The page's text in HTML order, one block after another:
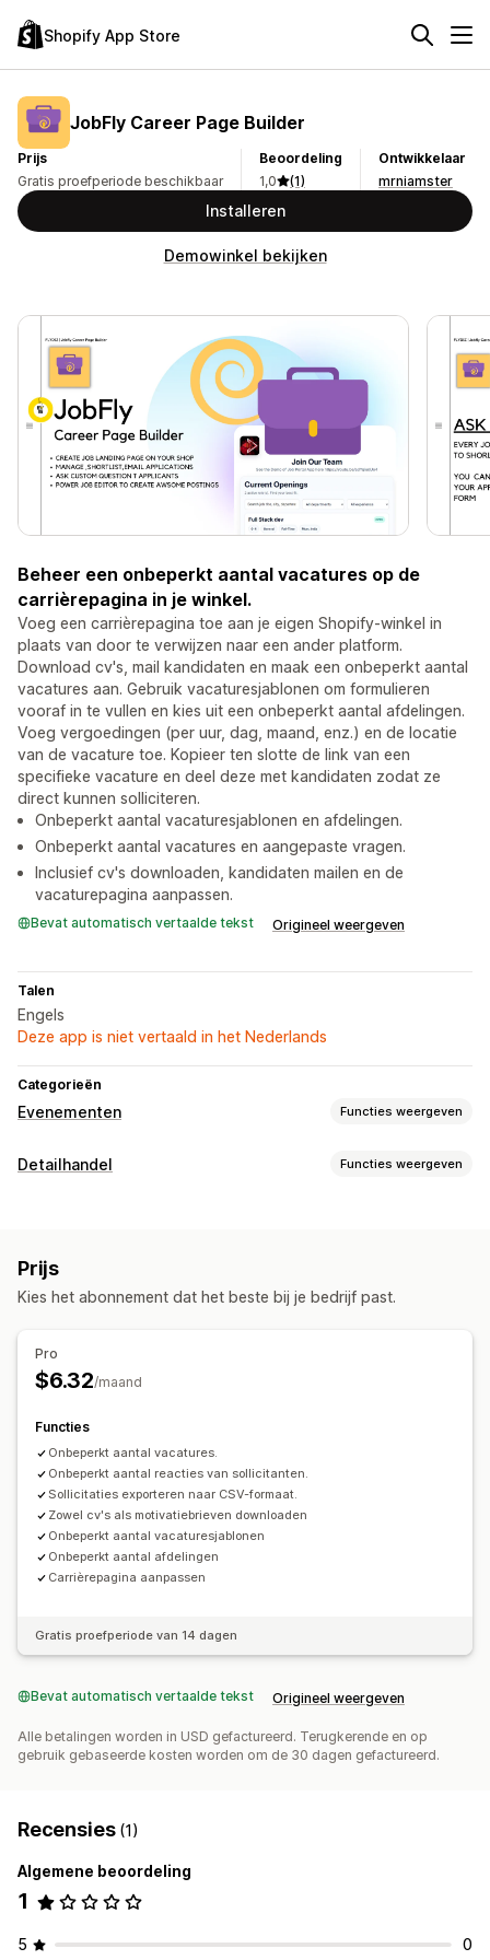
Shopify App Store
JobFly Career Page Builder
Prijs
Gratis proefperiode beschikbaar
Beoordeling
1,0
(1)
Ontwikkelaar
mrniamster
Installeren
Demowinkel bekijken
Beheer een onbeperkt aantal vacatures op de
carrièrepagina in je winkel.
Voeg een carrièrepagina toe aan je eigen Shopify-winkel in
plaats van door te verwijzen naar een ander platform.
Download cv's, mail kandidaten en maak een onbeperkt aantal
vacatures aan. Gebruik vacaturesjablonen om formulieren
vooraf in te vullen en kies uit een onbeperkt aantal afdelingen.
Voeg vergoedingen (per uur, dag, maand, enz.) en de locatie
van de vacature toe. Kopieer ten slotte de link van een
specifieke vacature en deel deze met kandidaten zodat ze
direct kunnen solliciteren.
Onbeperkt aantal vacaturesjablonen en afdelingen.
Onbeperkt aantal vacatures en aangepaste vragen.
Inclusief cv's downloaden, kandidaten mailen en de
vacaturepagina aanpassen.
Bevat automatisch vertaalde tekst Origineel weergeven
Talen
Engels
Deze app is niet vertaald in het Nederlands
Categorieën
Evenementen Functies weergeven
Boekingsbeheer
Boekingspagina's
Detailhandel Functies weergeven
Prijs
Kies het abonnement dat het beste bij je bedrijf past.
Pro
$6.32/maand
Functies
Onbeperkt aantal vacatures.
Onbeperkt aantal reacties van sollicitanten.
Sollicitaties exporteren naar CSV-formaat.
Zowel cv's als motivatiebrieven downloaden
Onbeperkt aantal vacaturesjablonen
Onbeperkt aantal afdelingen
Carrièrepagina aanpassen
Gratis proefperiode van 14 dagen
Bevat automatisch vertaalde tekst Origineel weergeven
Alle betalingen worden in USD gefactureerd. Terugkerende en op
gebruik gebaseerde kosten worden om de 30 dagen gefactureerd.
Recensies (1)
Algemene beoordeling
1
5 0